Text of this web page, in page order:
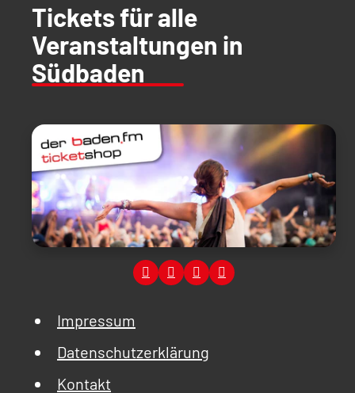
Tickets für alle
Veranstaltungen in
Südbaden
Impressum
Datenschutzerklärung
Kontakt